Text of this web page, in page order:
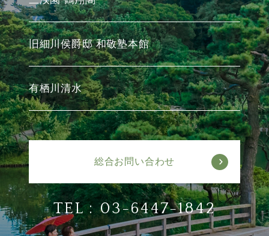
旧細川侯爵邸 和敬塾本館
有栖川清水
総合お問い合わせ
TEL :03-6447-1842